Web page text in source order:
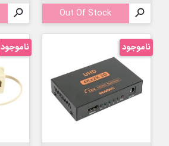

Out Of Stock

ناموجود ناموجود